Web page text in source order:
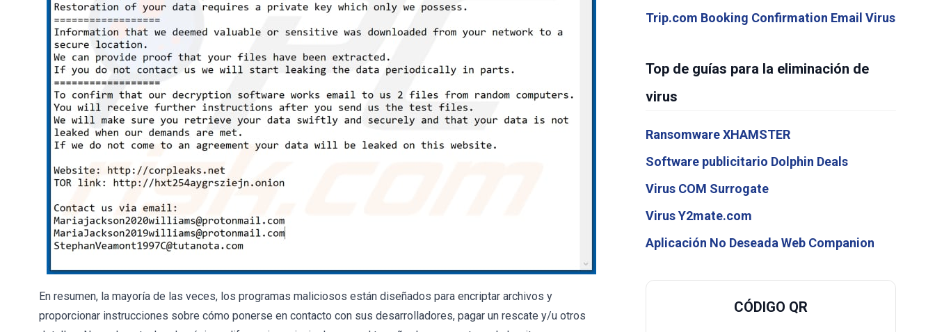
En resumen, la mayoría de las veces, los programas maliciosos están diseñados para encriptar archivos y
proporcionar instrucciones sobre cómo ponerse en contacto con sus desarrolladores, pagar un rescate y/u otros
Trip.com Booking Confirmation Email Virus
Top de guías para la eliminación de
virus
Ransomware XHAMSTER
Software publicitario Dolphin Deals
Virus COM Surrogate
Virus Y2mate.com
Aplicación No Deseada Web Companion
CÓDIGO QR